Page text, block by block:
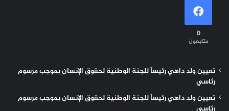
0
متابعون
تعيين ولد داهي رئيساً للجنة الوطنية لحقوق الإنسان بموجب مرسوم
رئاسي
تعيين ولد داهي رئيساً للجنة الوطنية لحقوق الإنسان بموجب مرسوم